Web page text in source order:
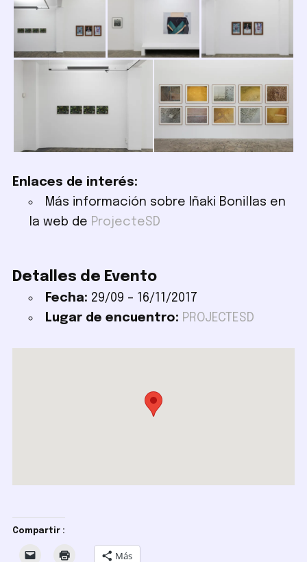
Enlaces de interés:
Más información sobre Iñaki Bonillas en
la web de ProjecteSD
Detalles de Evento
Fecha: 29/09 – 16/11/2017
Lugar de encuentro: PROJECTESD
Compartir :
Más